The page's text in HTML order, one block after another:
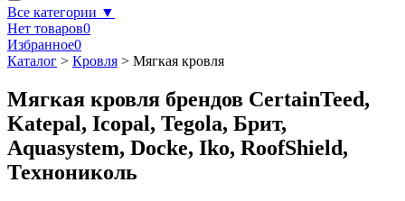
Все категории ▼
Нет товаров0
Избранное0
Каталог > Кровля > Мягкая кровля
Мягкая кровля брендов CertainTeed,
Katepal, Icopal, Tegola, Брит,
Aquasystem, Docke, Iko, RoofShield,
Технониколь